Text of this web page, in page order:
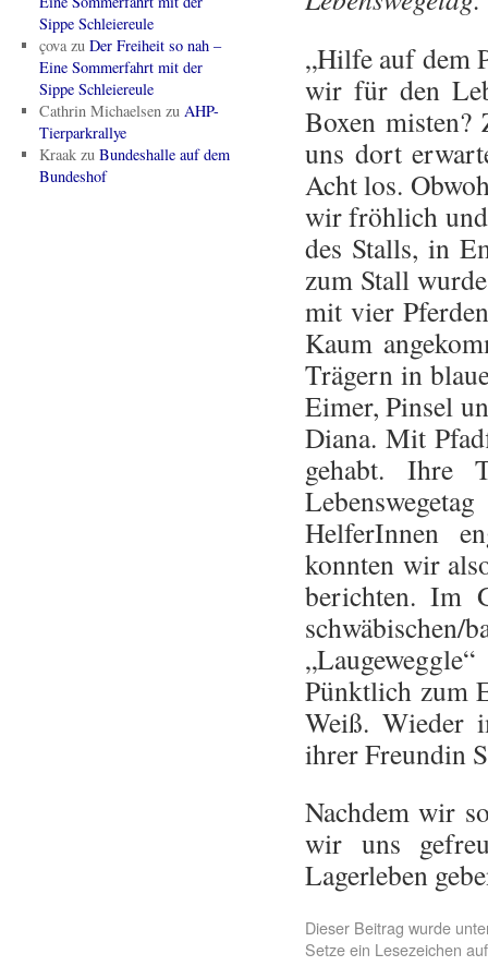
„Hilfe auf dem
wir für den
Boxen misten?
uns dort
Acht los.
wir fröhlich
des Stalls, in
zum Stall
mit vier
Kaum
Trägern in
Eimer, Pinsel
Diana. Mit
gehabt. Ihre
HelferInnen
konnten wir
berichten. Im
Pünktlich zum
Weiß. Wieder
ihrer Freundin
Nachdem wir
wir uns
Lagerleben
интернет займы по
Dieser Beitrag wurde
Setze ein Lesezeichen
Sippe Schleiereule
çovazu Der Freiheit so nah –
Eine Sommerfahrt mit der
Sippe Schleiereule
Cathrin Michaelsenzu AHP-
Tierparkrallye
Kraakzu Bundeshalle auf dem
Bundeshof